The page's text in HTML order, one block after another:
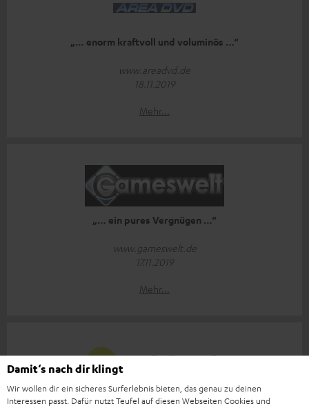
„… enorm kraftvoll und voluminös …“
www.areadvd.de
18.11.2019
Mehr...
„… ein pures Vergnügen …“
www.gameswelt.de
17.11.2019
Mehr...
„… eine der besten Soundbars, die ich bisher zu Gehör
Damit‘s nach dir klingt
Wir wollen dir ein sicheres Surferlebnis bieten, das genau zu deinen
Interessen passt. Dafür nutzt Teufel auf diesen Webseiten Cookies und